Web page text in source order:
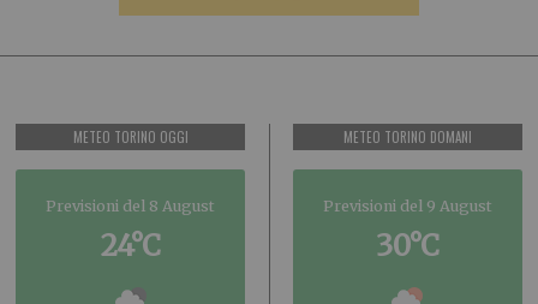
METEO TORINO OGGI
Previsioni del 8 August
24°C
METEO TORINO DOMANI
Previsioni del 9 August
30°C